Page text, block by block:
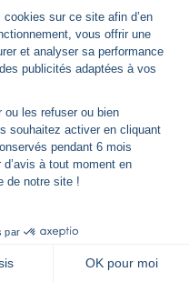
mon passeport conformité »